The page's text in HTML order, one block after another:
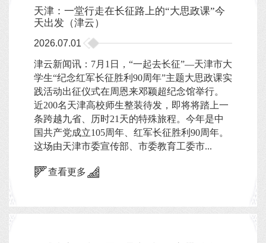
天津：一堂行走在长征路上的“大思政课”今
天出发（津云）
2026.07.01
津云新闻讯：7月1日，“一起去长征”—天津市大
学生“纪念红军长征胜利90周年”主题大思政课实
践活动出征仪式在周恩来邓颖超纪念馆举行。
近200名天津高校师生整装待发，即将将踏上一
条跨越九省、历时21天的特殊旅程。今年是中
国共产党成立105周年、红军长征胜利90周年。
这场由天津市委宣传部、市委教育工委市...
查看更多